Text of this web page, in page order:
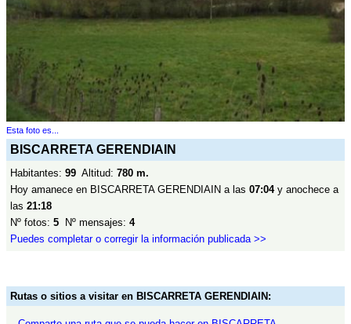
Esta foto es...
BISCARRETA GERENDIAIN
Habitantes: 99 Altitud: 780 m.
Hoy amanece en BISCARRETA GERENDIAIN a las 07:04y anochece a
las 21:18
Nº fotos: 5 Nº mensajes: 4
Puedes completar o corregir la información publicada >>
Rutas o sitios a visitar en BISCARRETA GERENDIAIN: